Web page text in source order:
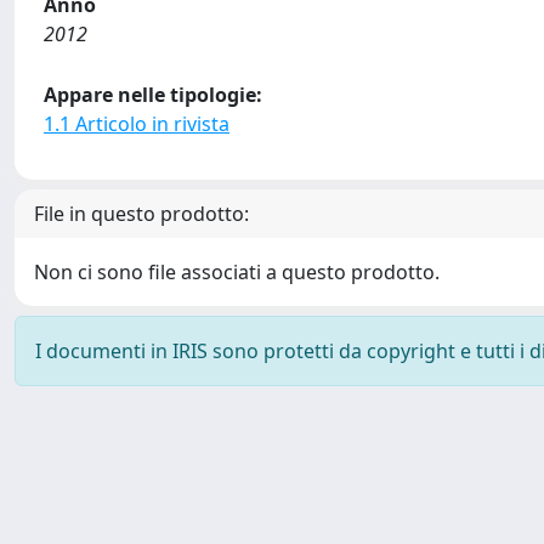
2012
Appare nelle tipologie:
1.1 Articolo in rivista
File in questo prodotto:
Non ci sono file associati a questo prodotto.
I documenti in IRIS sono protetti da copyright e tutti i